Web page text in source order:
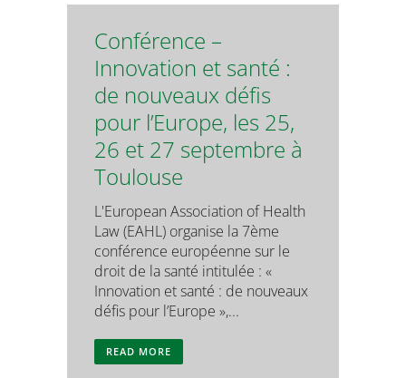
Conférence –
Innovation et santé :
de nouveaux défis
pour l’Europe, les 25,
26 et 27 septembre à
Toulouse
L'European Association of Health
Law (EAHL) organise la 7ème
conférence européenne sur le
droit de la santé intitulée : «
Innovation et santé : de nouveaux
défis pour l’Europe »,...
READ MORE